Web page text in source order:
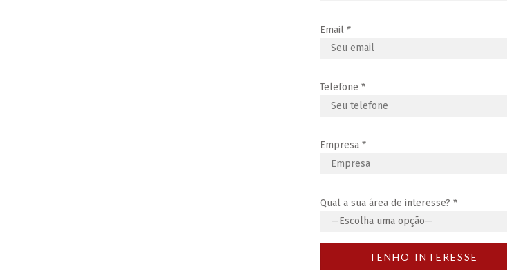
Email *
Telefone *
Empresa *
Qual a sua área de interesse? *